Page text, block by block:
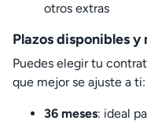
otros extras
Plazos disponibles
Puedes elegir tu
que mejor se ajuste a ti:
36 meses: ideal